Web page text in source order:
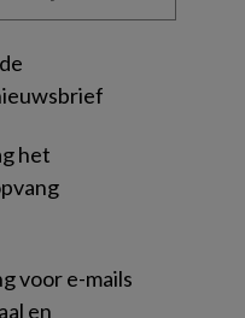
het
voor e-mails
en